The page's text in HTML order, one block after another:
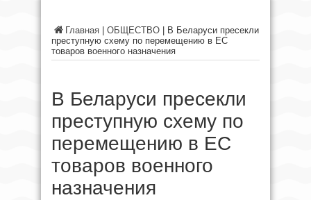
Главная ОБЩЕСТВО
В Беларуси пресекли
преступную схему по перемещению в ЕС
товаров военного назначения
В Беларуси пресекли
преступную схему по
перемещению в ЕС
товаров военного
назначения